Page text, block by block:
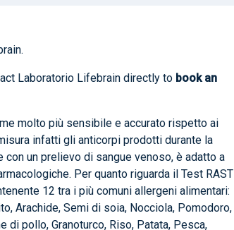
Laboratorio Lifebrain directly to book an
molto più sensibile e accurato rispetto ai
infatti gli anticorpi prodotti durante la
un prelievo di sangue venoso, è adatto a
Per quanto riguarda il Test RAST
12 tra i più comuni allergeni alimentari:
Arachide, Semi di soia, Nocciola, Pomodoro,
di pollo, Granoturco, Riso, Patata, Pesca,